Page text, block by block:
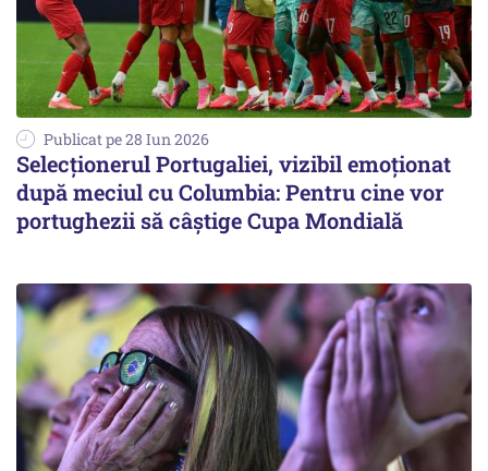
Publicat pe 28 Iun 2026
Selecționerul Portugaliei, vizibil emoționat
după meciul cu Columbia: Pentru cine vor
portughezii să câștige Cupa Mondială